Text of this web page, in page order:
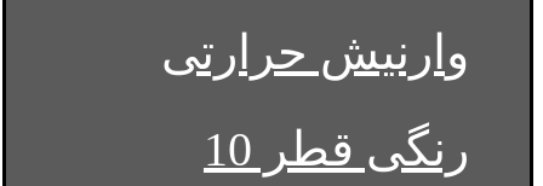
وارنیش حرارتی
رنگی قطر 10